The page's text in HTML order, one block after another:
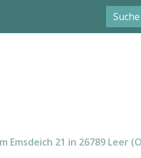
21 in 26789 Leer